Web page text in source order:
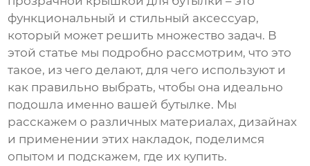
функциональный и стильный аксессуар,
который может решить множество задач. В
этой статье мы подробно рассмотрим, что это
такое, из чего делают, для чего используют и
как правильно выбрать, чтобы она идеально
подошла именно вашей бутылке. Мы
расскажем о различных материалах, дизайнах
и применении этих накладок, поделимся
опытом и подскажем, где их купить.